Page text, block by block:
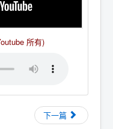
所有)
下一篇